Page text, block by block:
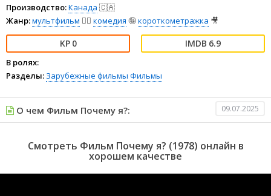
Производство:Канада 🇨🇦
Жанр:мультфильм 🧚‍♀️ комедия 🤪короткометражка 🎥
0 6.9
В ролях:
Разделы: Зарубежные фильмы Фильмы
О чем Фильм Почему я?: 09.07.2025
Смотреть Фильм Почему я? (1978) онлайн в
хорошем качестве